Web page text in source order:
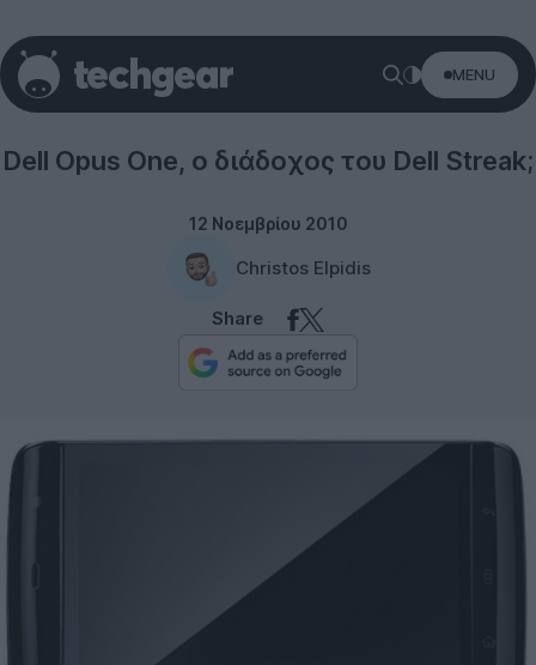
MENU
Dell Opus One, ο διάδοχος του Dell Streak;
12 Νοεμβρίου 2010
Christos Elpidis
Share